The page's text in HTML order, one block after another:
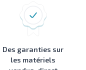
Des garanties sur
les matériels